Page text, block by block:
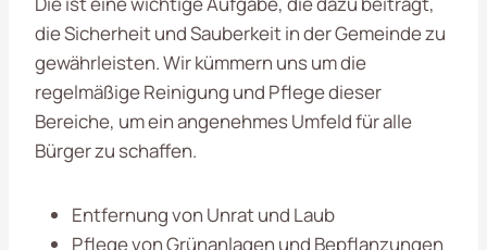
die Sicherheit und Sauberkeit in der Gemeinde zu
gewährleisten. Wir kümmern uns um die
regelmäßige Reinigung und Pflege dieser
Bereiche, um ein angenehmes Umfeld für alle
Bürger zu schaffen.
Entfernung von Unrat und Laub
Pflege von Grünanlagen und Bepflanzungen